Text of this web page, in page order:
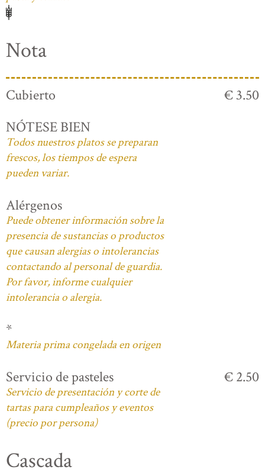
Nota
Cubierto
€ 3.50
NÓTESE BIEN
Todos nuestros platos se preparan
frescos, los tiempos de espera
pueden variar.
Alérgenos
Puede obtener información sobre la
presencia de sustancias o productos
que causan alergias o intolerancias
contactando al personal de guardia.
Por favor, informe cualquier
intolerancia o alergia.
*
Materia prima congelada en origen
Servicio de pasteles
Servicio de presentación y corte de
tartas para cumpleaños y eventos
(precio por persona)
€ 2.50
Cascada